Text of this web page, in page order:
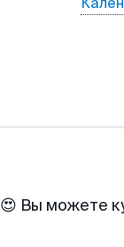
😍 Вы можете